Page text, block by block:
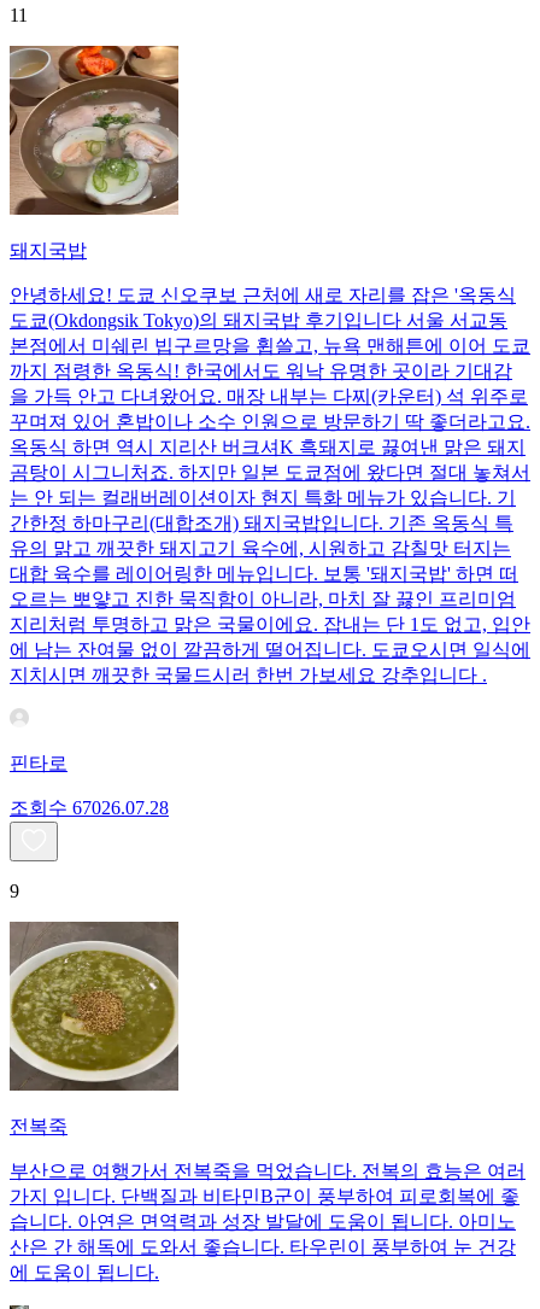
11
돼지국밥
안녕하세요! 도쿄 신오쿠보 근처에 새로 자리를 잡은 '옥동식
도쿄(Okdongsik Tokyo)의 돼지국밥 후기입니다 서울 서교동
본점에서 미쉐린 빕구르망을 휩쓸고, 뉴욕 맨해튼에 이어 도쿄
까지 점령한 옥동식! 한국에서도 워낙 유명한 곳이라 기대감
을 가득 안고 다녀왔어요. 매장 내부는 다찌(카운터) 석 위주로
꾸며져 있어 혼밥이나 소수 인원으로 방문하기 딱 좋더라고요.
옥동식 하면 역시 지리산 버크셔K 흑돼지로 끓여낸 맑은 돼지
곰탕이 시그니처죠. 하지만 일본 도쿄점에 왔다면 절대 놓쳐서
는 안 되는 컬래버레이션이자 현지 특화 메뉴가 있습니다. 기
간한정 하마구리(대합조개) 돼지국밥입니다. 기존 옥동식 특
유의 맑고 깨끗한 돼지고기 육수에, 시원하고 감칠맛 터지는
대합 육수를 레이어링한 메뉴입니다. 보통 '돼지국밥' 하면 떠
오르는 뽀얗고 진한 묵직함이 아니라, 마치 잘 끓인 프리미엄
지리처럼 투명하고 맑은 국물이에요. 잡내는 단 1도 없고, 입안
에 남는 잔여물 없이 깔끔하게 떨어집니다. 도쿄오시면 일식에
지치시면 깨끗한 국물드시러 한번 가보세요 강추입니다 .
핀타로
조회수 67026.07.28
9
전복죽
부산으로 여행가서 전복죽을 먹었습니다. 전복의 효능은 여러
가지 입니다. 단백질과 비타민B군이 풍부하여 피로회복에 좋
습니다. 아연은 면역력과 성장 발달에 도움이 됩니다. 아미노
산은 간 해독에 도와서 좋습니다. 타우린이 풍부하여 눈 건강
에 도움이 됩니다.